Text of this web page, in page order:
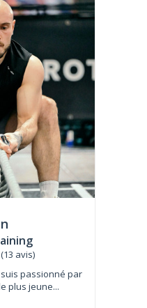
(13 avis)
suis passionné par
plus jeune...